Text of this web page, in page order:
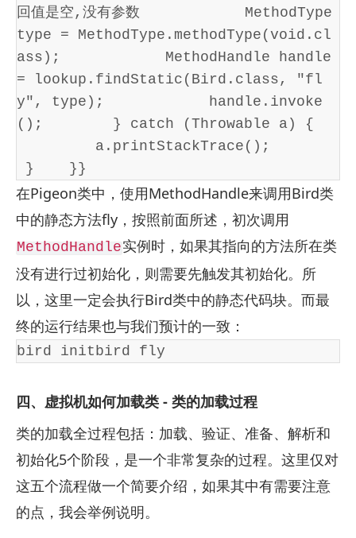
回值是空,没有参数            MethodType
type = MethodType.methodType(void.cl
ass);            MethodHandle handle
= lookup.findStatic(Bird.class, "fl
y", type);            handle.invoke
();        } catch (Throwable a) {
a.printStackTrace();
}    }}
在Pigeon类中，使用MethodHandle来调用Bird类
中的静态方法fly，按照前面所述，初次调用
MethodHandle实例时，如果其指向的方法所在类
没有进行过初始化，则需要先触发其初始化。所
以，这里一定会执行Bird类中的静态代码块。而最
终的运行结果也与我们预计的一致：
bird initbird fly
四、虚拟机如何加载类 - 类的加载过程
类的加载全过程包括：加载、验证、准备、解析和
初始化5个阶段，是一个非常复杂的过程。这里仅对
这五个流程做一个简要介绍，如果其中有需要注意
的点，我会举例说明。